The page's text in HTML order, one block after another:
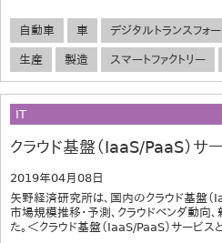
自動車 車 デジタルトランスフォー
生産 製造 スマートファクトリー
IT
クラウド基盤（IaaS/PaaS）サ
2019年04月08日
矢野経済研究所は、国内のクラウド基盤（
市場規模推移・予測、クラウドベンダ動向
た。＜クラウド基盤（IaaS/PaaS）サービ